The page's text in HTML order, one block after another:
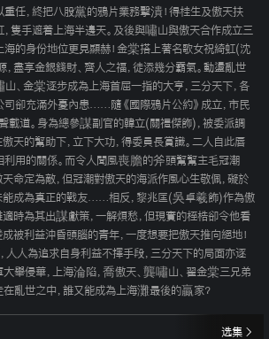
重任，終把八股黨的鴉片業務擊潰！得桂生及傲天扶
，隻手遮着上海半邊天。及後與嘯山與傲天合作成立三
海的身份地位更見顯赫！金棠搭上著名歌女祝綺虹(沈
，盡享金銀錢財、齊人之福，徒添幾分霸氣。動盪亂世
山、金棠逐步成為上海首屈一指的大亨，三分天下，各
司卻充滿外憂內患……隨《國際鴉片公約》成立，市民
載道。身為總參謀副官的韓立(關禮傑飾)，被委派調
天的幫助下，立下大功，得委員長賞識。二人自此唇
利用的關係。而令人聞風喪膽的斧頭幫幫主毛冠潮
命定為敵，但冠潮對傲天的海派作風心生敬佩，礙於
能成為真正的戰友……相反，黎兆匡(吳卓羲飾)作為傲
適時為其出謀獻策，一解煩愁，但現實的桎梏卻令他看
成被利益沖昏頭腦的青年，一度想要把傲天推向絕地！
人人為追求自身利益不擇手段，三分天下的局面亦逐
大舉侵華，上海淪陷，喬傲天、龔嘯山、翟金棠三兄弟
在亂世之中，誰又能成為上海灘最後的贏家？
选集